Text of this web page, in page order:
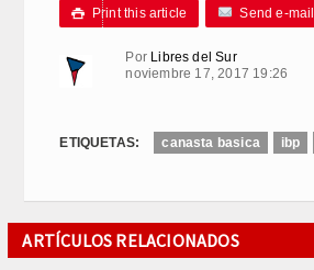
 Print this article Send e-mail
Por Libres del Sur
noviembre 17, 2017 19:26
ETIQUETAS: canasta basica ibp
ARTÍCULOS RELACIONADOS